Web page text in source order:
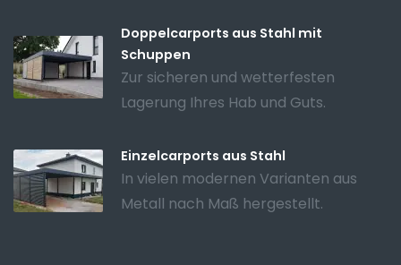
Doppelcarports aus Stahl mit
Schuppen
Zur sicheren und wetterfesten
Lagerung Ihres Hab und Guts.
Einzelcarports aus Stahl
In vielen modernen Varianten aus
Metall nach Maß hergestellt.